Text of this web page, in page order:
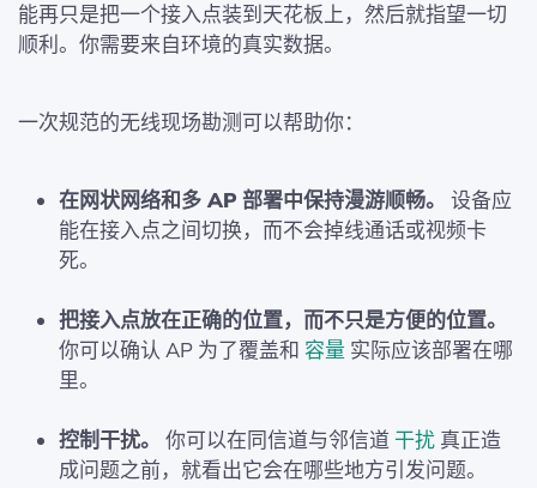
能再只是把一个接入点装到天花板上，然后就指望一切
顺利。你需要来自环境的真实数据。
一次规范的无线现场勘测可以帮助你：
在网状网络和多 AP 部署中保持漫游顺畅。
设备应
能在接入点之间切换，而不会掉线通话或视频卡
死。
把接入点放在正确的位置，而不只是方便的位置。
你可以确认 AP 为了覆盖和 容量 实际应该部署在哪
里。
控制干扰。 你可以在同信道与邻信道 干扰 真正造
成问题之前，就看出它会在哪些地方引发问题。